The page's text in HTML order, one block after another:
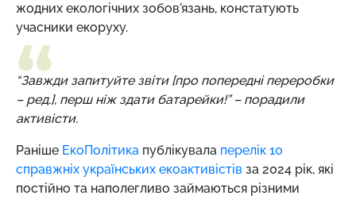
жодних екологічних зобов'язань, констатують
учасники екоруху.
“Завжди запитуйте звіти [про попередні переробки
– ред.], перш ніж здати батарейки!” – порадили
активісти.
Раніше ЕкоПолітика публікувала перелік 10
справжніх українських екоактивістів за 2024 рік, які
постійно та наполегливо займаються різними